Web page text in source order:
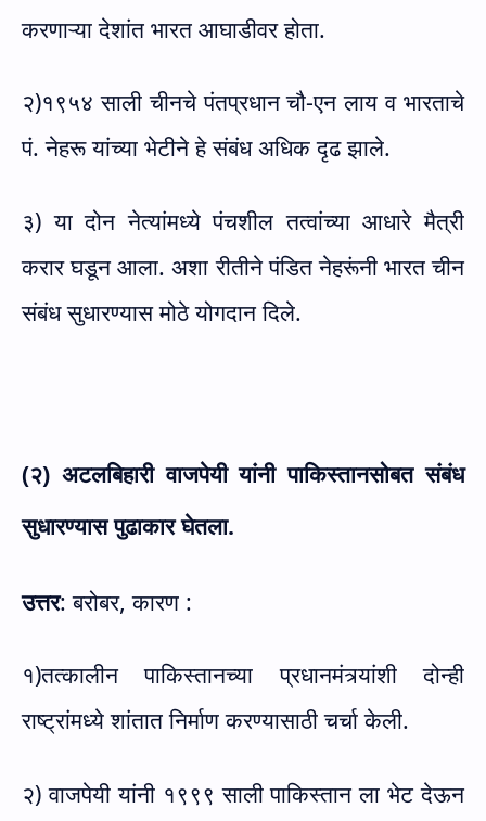
करणाऱ्या देशांत भारत आघाडीवर होता.
२)१९५४ साली चीनचे पंतप्रधान चौ-एन लाय व भारताचे
पं. नेहरू यांच्या भेटीने हे संबंध अधिक दृढ झाले.
३) या दोन नेत्यांमध्ये पंचशील तत्वांच्या आधारे मैत्री
करार घडून आला. अशा रीतीने पंडित नेहरूंनी भारत चीन
संबंध सुधारण्यास मोठे योगदान दिले.
(२) अटलबिहारी वाजपेयी यांनी पाकिस्तानसोबत संबंध
सुधारण्यास पुढाकार घेतला.
उत्तर: बरोबर, कारण :
१)तत्कालीन पाकिस्तानच्या प्रधानमंत्र्यांशी दोन्ही
राष्ट्रांमध्ये शांतात निर्माण करण्यासाठी चर्चा केली.
२) वाजपेयी यांनी १९९९ साली पाकिस्तान ला भेट देऊन